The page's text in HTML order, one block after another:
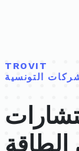
TROVIT
التونسية